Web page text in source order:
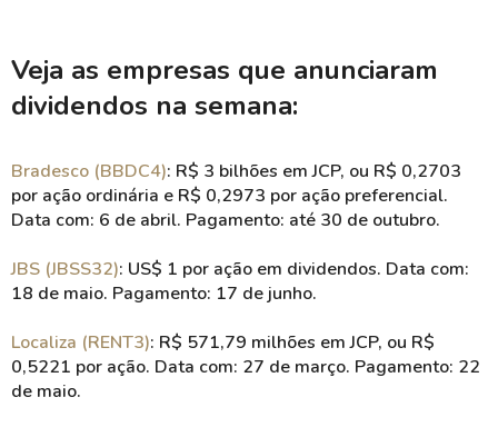
Veja as empresas que anunciaram
dividendos na semana:
Bradesco (BBDC4): R$ 3 bilhões em JCP, ou R$ 0,2703
por ação ordinária e R$ 0,2973 por ação preferencial.
Data com: 6 de abril. Pagamento: até 30 de outubro.
JBS (JBSS32): US$ 1 por ação em dividendos. Data com:
18 de maio. Pagamento: 17 de junho.
Localiza (RENT3): R$ 571,79 milhões em JCP, ou R$
0,5221 por ação. Data com: 27 de março. Pagamento: 22
de maio.